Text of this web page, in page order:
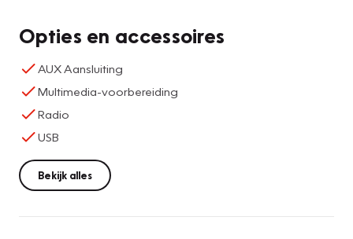
Opties en accessoires
AUX Aansluiting
Multimedia-voorbereiding
Radio
USB
Bekijk alles